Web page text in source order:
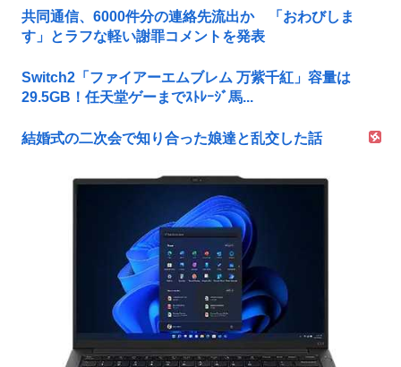
共同通信、6000件分の連絡先流出か 「おわびしま
す」とラフな軽い謝罪コメントを発表
Switch2「ファイアーエムブレム 万紫千紅」容量は
29.5GB！任天堂ゲーまでｽﾄﾚｰｼﾞ馬...
結婚式の二次会で知り合った娘達と乱交した話